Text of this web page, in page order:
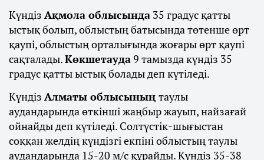
Күндіз Ақмола облысында 35 градус қатты
ыстық болып, облыстың батысында төтенше өрт
қаупі, облыстың орталығында жоғары өрт қаупі
сақталады.Көкшетауда9 тамызда күндіз 35
градус қатты ыстық болады деп күтіледі.
Күндіз Алматы облысының таулы
аудандарында өткінші жаңбыр жауып, найзағай
ойнайды деп күтіледі. Солтүстік-шығыстан
соққан желдің күндізгі екпіні облыстың таулы
аудандарында 15-20 м/с құрайды. Күндіз 35-38